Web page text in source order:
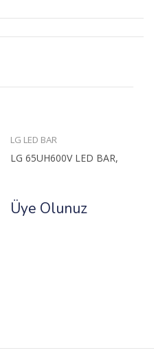
LG LED BAR
LG 65UH600V LED BAR,
Üye Olunuz